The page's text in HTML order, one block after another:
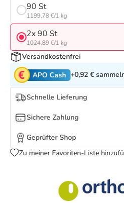
90 St
1199,78 €/1 kg
2x 90 St
1024,89 €/1 kg
Versandkostenfrei
APO Cash +0,92 €
Schnelle Lieferung
Sichere Zahlung
Geprüfter Shop
Zu meiner Favoriten-Liste